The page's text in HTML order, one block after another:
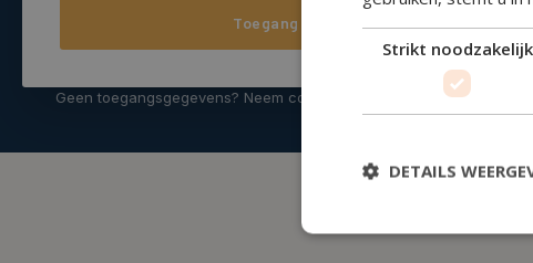
Toegang
Geen toegangsgegevens? Neem contact op met je adviseur.
Strikt noodzakelijk
DETAILS